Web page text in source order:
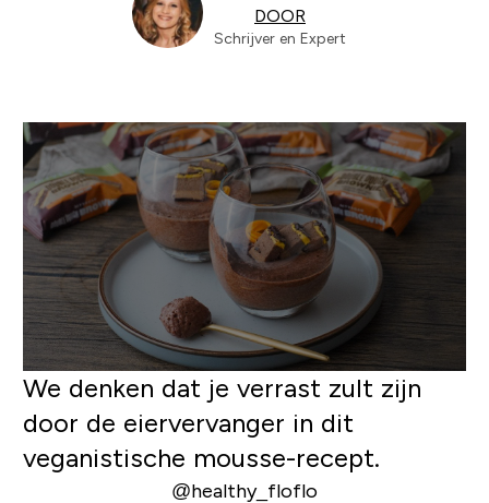
DOOR
Schrijver en Expert
We denken dat je verrast zult zijn
door de eiervervanger in dit
veganistische mousse-recept.
@healthy_floflo